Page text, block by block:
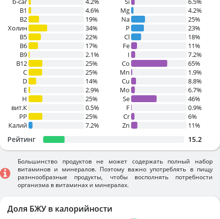
В1
4.6%
B2
19%
Холин
34%
B5
22%
B6
17%
B9
2.1%
B12
25%
C
25%
D
14%
E
2.9%
H
25%
вит.К
0.5%
PP
25%
Калий
7.2%
Mg
4.2%
Na
25%
P
23%
Cl
18%
Fe
11%
I
7.2%
Co
65%
Mn
1.9%
Cu
8.8%
Mo
6.7%
Se
46%
F
0.9%
Cr
6%
Zn
11%
Рейтинг 15.2
Большинство продуктов не может содержать полный набор
витаминов и минералов. Поэтому важно употреблять в пищу
разннообразные продукты, чтобы восполнять потребности
организма в витаминах и минералах.
Доля БЖУ в калорийности